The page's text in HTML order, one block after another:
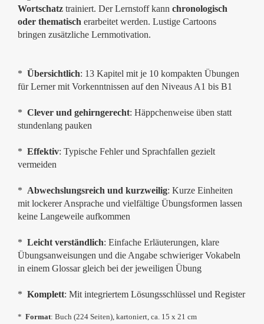
Wortschatz trainiert. Der Lernstoff kann chronologisch
oder thematisch erarbeitet werden. Lustige Cartoons
bringen zusätzliche Lernmotivation.
* Übersichtlich: 13 Kapitel mit je 10 kompakten Übungen
für Lerner mit Vorkenntnissen auf den Niveaus A1 bis B1
* Clever und gehirngerecht: Häppchenweise üben statt
stundenlang pauken
* Effektiv: Typische Fehler und Sprachfallen gezielt
vermeiden
* Abwechslungsreich und kurzweilig: Kurze Einheiten
mit lockerer Ansprache und vielfältige Übungsformen lassen
keine Langeweile aufkommen
* Leicht verständlich: Einfache Erläuterungen, klare
Übungsanweisungen und die Angabe schwieriger Vokabeln
in einem Glossar gleich bei der jeweiligen Übung
* Komplett: Mit integriertem Lösungsschlüssel und Register
* Format: Buch (224 Seiten), kartoniert, ca. 15 x 21 cm